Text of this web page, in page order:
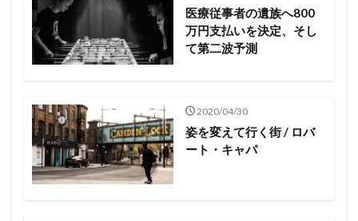
医療従事者の遺族へ800
万円支払いを決定、そし
て第二波予測
2020/04/30
姿を変えて行く街 / ロバ
ート・キャパ